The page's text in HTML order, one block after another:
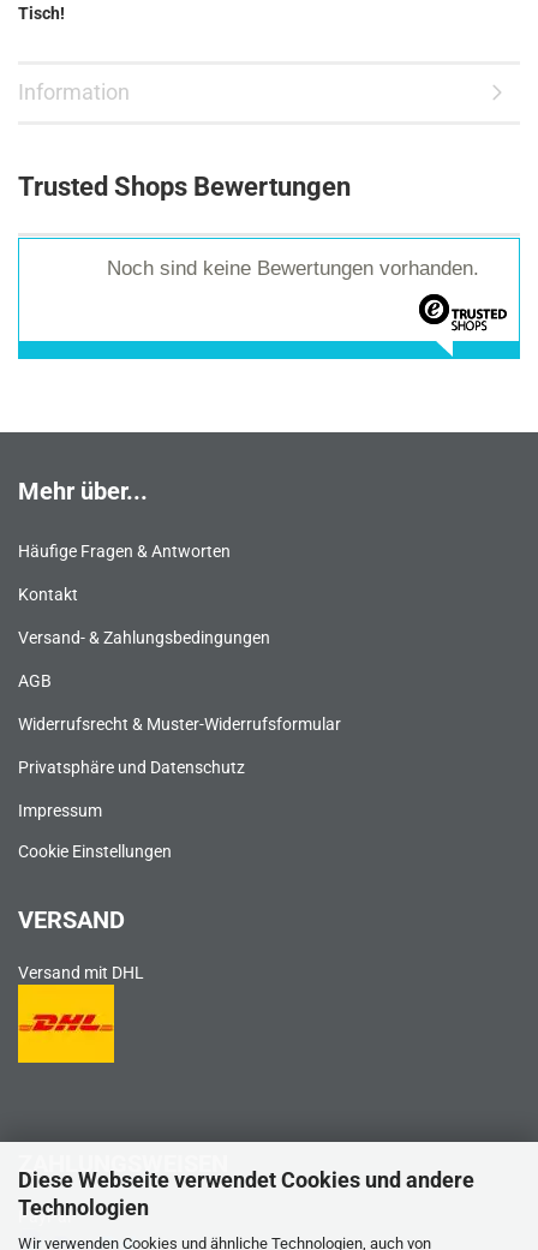
Diese Webseite verwendet Cookies und andere
Technologien
Wir verwenden Cookies und ähnliche Technologien, auch von
Tisch!
Information
Trusted Shops Bewertungen
Noch sind keine Bewertungen vorhanden.
Mehr über...
Häufige Fragen & Antworten
Kontakt
Versand- & Zahlungsbedingungen
AGB
Widerrufsrecht & Muster-Widerrufsformular
Privatsphäre und Datenschutz
Impressum
Cookie Einstellungen
VERSAND
Versand mit DHL
ZAHLUNGSWEISEN
PayPal